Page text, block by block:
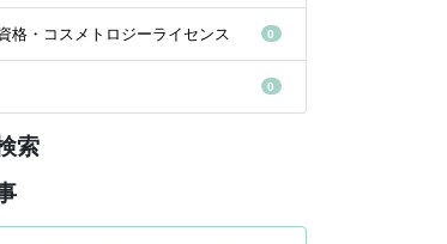
格・コスメトロジーライセンス 0
0
索